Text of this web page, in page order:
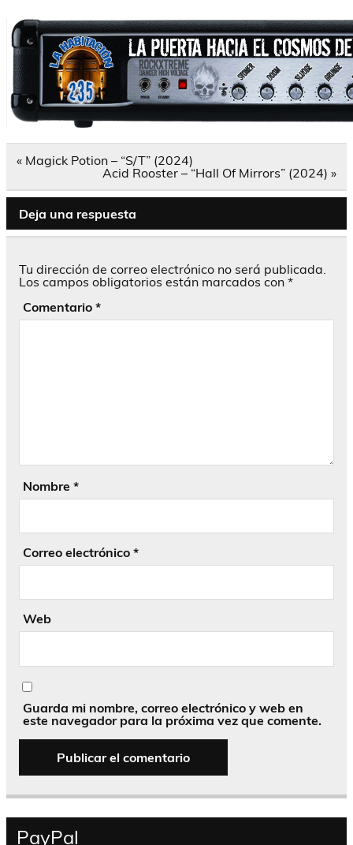
Navegación
« Magick Potion – “S/T” (2024)
Acid Rooster – “Hall Of Mirrors” (2024) »
Deja una respuesta
Tu dirección de correo electrónico no será publicada.
Los campos obligatorios están marcados con *
Comentario *
Nombre *
Correo electrónico *
Web
Guarda mi nombre, correo electrónico y web en
este navegador para la próxima vez que comente.
PayPal